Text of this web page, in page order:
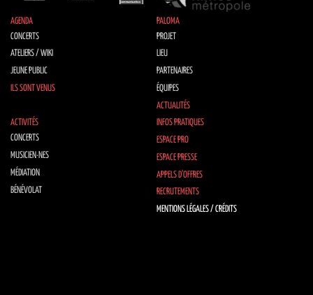
AGENDA
CONCERTS
ATELIERS / WIKI
JEUNE PUBLIC
ILS SONT VENUS
PALOMA
PROJET
LIEU
PARTENAIRES
ÉQUIPES
ACTUALITÉS
ACTIVITÉS
CONCERTS
MUSICIEN·NES
MÉDIATION
BÉNÉVOLAT
INFOS PRATIQUES
ESPACE PRO
ESPACE PRESSE
APPELS D’OFFRES
RECRUTEMENTS
MENTIONS LÉGALES / CRÉDITS